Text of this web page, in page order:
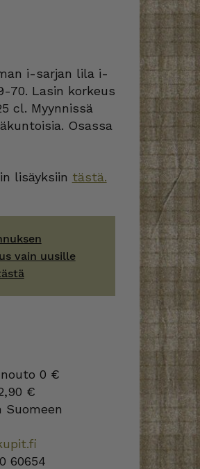
i-sarjan lila i-
70. Lasin korkeus
cl. Myynnissä
Osassa
lisäyksiin tästä.
vain uusille
0 €
€
60654